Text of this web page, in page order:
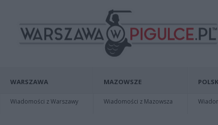
WARSZAWA
Wiadomości z Warszawy
MAZOWSZE
Wiadomości z Mazowsza